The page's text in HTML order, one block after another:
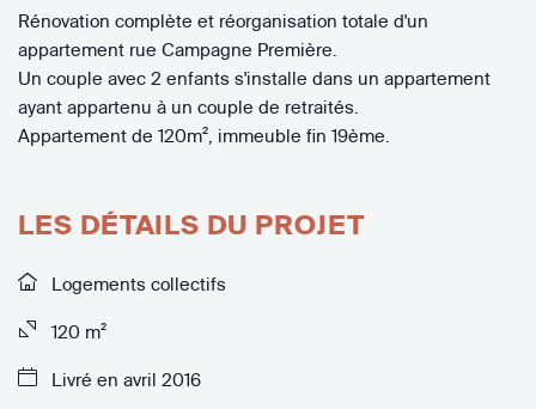
Rénovation complète et réorganisation totale d'un
appartement rue Campagne Première.
Un couple avec 2 enfants s'installe dans un appartement
ayant appartenu à un couple de retraités.
Appartement de 120m², immeuble fin 19ème.
LES DÉTAILS DU PROJET
Logements collectifs
120 m²
Livré en avril 2016